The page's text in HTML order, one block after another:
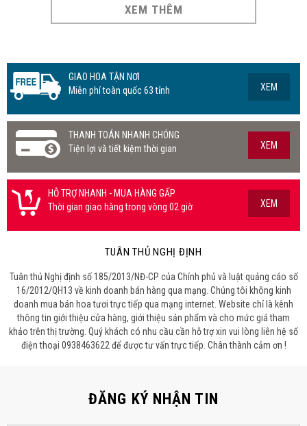
XEM THÊM
GIAO HOA TẬN NƠI
Miễn phí toàn quốc 63 tỉnh
XEM
THANH TOÁN NHANH CHÓNG
Tiện lợi và tiết kiệm thời gian
XEM
HỖ TRỢ NHANH - MUA HÀNG GẤP
Thời gian giao hàng trong vòng 02 giờ
XEM
TUÂN THỦ NGHỊ ĐỊNH
Tuân thủ Nghị định số 185/2013/NĐ-CP của Chính phủ và luật quảng cáo số
16/2012/QH13 về kinh doanh bán hàng qua mạng. Chúng tôi không kinh
doanh mua bán hoa tươi trực tiếp qua mạng internet. Website chỉ là kênh
thông tin giới thiệu cửa hàng, giới thiệu sản phẩm và cho mức giá tham
khảo trên thị trường. Quý khách có nhu cầu cần hỗ trợ xin vui lòng liên hệ số
điện thoại 0938463622 để được tư vấn trực tiếp. Chân thành cảm ơn !
ĐĂNG KÝ NHẬN TIN